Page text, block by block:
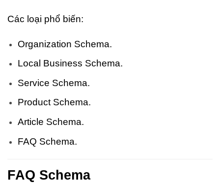
Các loại phổ biến:
Organization Schema.
Local Business Schema.
Service Schema.
Product Schema.
Article Schema.
FAQ Schema.
FAQ Schema